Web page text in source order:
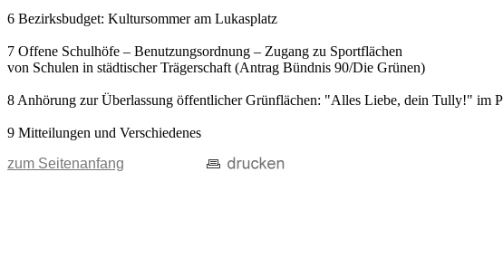
6 Bezirksbudget: Kultursommer am Lukasplatz
7 Offene Schulhöfe – Benutzungsordnung – Zugang zu Sportflächen
von Schulen in städtischer Trägerschaft (Antrag Bündnis 90/Die Grünen)
8 Anhörung zur Überlassung öffentlicher Grünflächen: "Alles Liebe, dein Tully!" im
9 Mitteilungen und Verschiedenes
zum Seitenanfang